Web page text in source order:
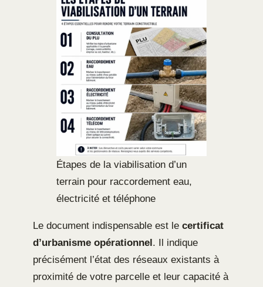
Étapes de la viabilisation d’un
terrain pour raccordement eau,
électricité et téléphone
Le document indispensable est le certificat
d’urbanisme opérationnel. Il indique
précisément l’état des réseaux existants à
proximité de votre parcelle et leur capacité à